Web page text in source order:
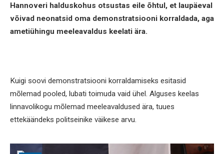
Hannoveri halduskohus otsustas eile õhtul, et laupäeval
võivad neonatsid oma demonstratsiooni korraldada, aga
ametiühingu meeleavaldus keelati ära.
Kuigi soovi demonstratsiooni korraldamiseks esitasid
mõlemad pooled, lubati toimuda vaid ühel. Alguses keelas
linnavolikogu mõlemad meeleavaldused ära, tuues
ettekäändeks politseinike väikese arvu.